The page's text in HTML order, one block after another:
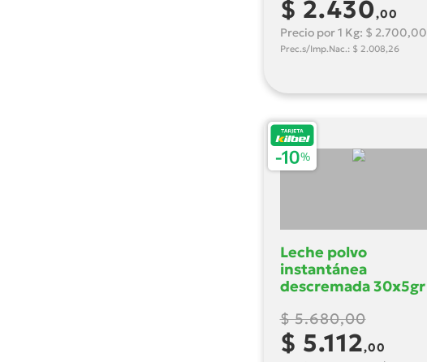
$ 2.430,00
Precio por 1 Kg: $ 2.700,00
Prec.s/Imp.Nac.: $ 2.008,26
Leche polvo
instantánea
descremada 30x5gr
Gr
$ 5.680,00
$ 5.112,00